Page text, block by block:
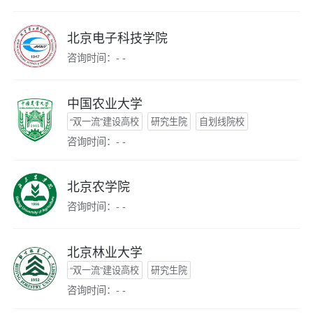
北京电子科技学院
咨询时间：- -
中国农业大学
“双一流”建设高校 研究生院 自划线院校
咨询时间：- -
北京农学院
咨询时间：- -
北京林业大学
“双一流”建设高校 研究生院
咨询时间：- -